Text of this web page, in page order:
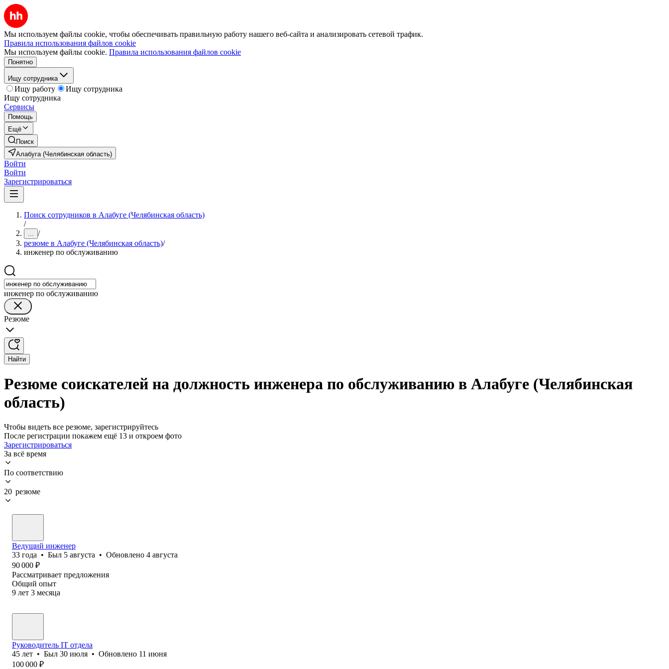
Мы используем файлы cookie, чтобы обеспечивать правильную работу нашего веб-сайта и анализировать сетевой трафик.
Правила использования файлов cookie
Мы используем файлы cookie. Правила использования файлов cookie
Понятно
Ищу сотрудника
Ищу работу
Ищу сотрудника
Ищу сотрудника
Сервисы
Помощь
Ещё
Поиск
Алабуга (Челябинская область)
Войти
Войти
Зарегистрироваться
Поиск сотрудников в Алабуге (Челябинская область)
/
... /
резюме в Алабуге (Челябинская область)/
инженер по обслуживанию
инженер по обслуживанию
Резюме
Найти
Резюме соискателей на должность инженера по обслуживанию в Алабуге (Челябинская
область)
Чтобы видеть все резюме, зарегистрируйтесь
После регистрации покажем ещё 13 и откроем фото
Зарегистрироваться
За всё время
По соответствию
20 резюме
Ведущий инженер
33 года • Был 5 августа • Обновлено 4 августа
90 000 ₽
Рассматривает предложения
Общий опыт
9 лет 3 месяца
Руководитель IT отдела
45 лет • Был 30 июля • Обновлено 11 июня
100 000 ₽